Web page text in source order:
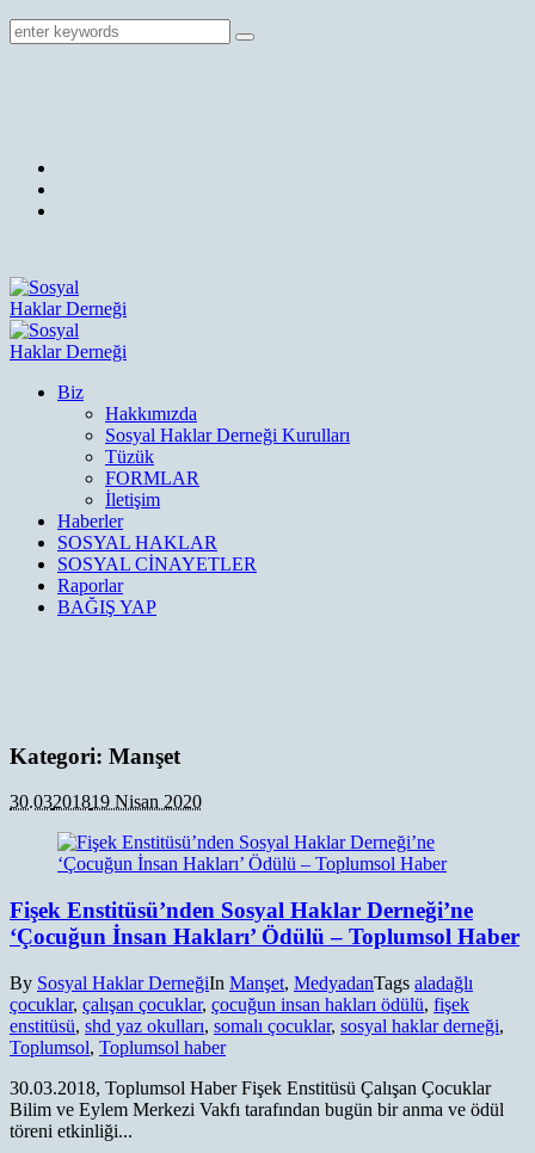
Biz
Hakkımızda
Sosyal Haklar Derneği Kurulları
Tüzük
FORMLAR
İletişim
Haberler
SOSYAL HAKLAR
SOSYAL CİNAYETLER
Raporlar
BAĞIŞ YAP
Kategori: Manşet
30.03201819 Nisan 2020
Fişek Enstitüsü’nden Sosyal Haklar Derneği’ne
‘Çocuğun İnsan Hakları’ Ödülü – Toplumsol Haber
By Sosyal Haklar DerneğiIn Manşet, MedyadanTags aladağlı
çocuklar, çalışan çocuklar, çocuğun insan hakları ödülü, fişek
enstitüsü, shd yaz okulları, somalı çocuklar, sosyal haklar derneği,
Toplumsol, Toplumsol haber
30.03.2018, Toplumsol Haber Fişek Enstitüsü Çalışan Çocuklar
Bilim ve Eylem Merkezi Vakfı tarafından bugün bir anma ve ödül
töreni etkinliği...